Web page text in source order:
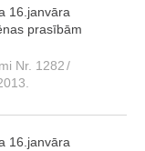
16.janvāra
prasībām
Nr. 1282/
16.janvāra